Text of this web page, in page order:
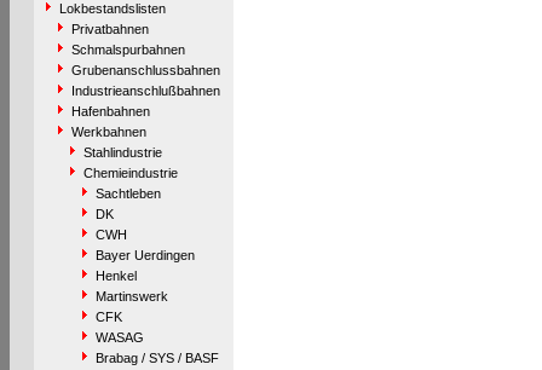
Lokbestandslisten
Privatbahnen
Schmalspurbahnen
Grubenanschlussbahnen
Industrieanschlußbahnen
Hafenbahnen
Werkbahnen
Stahlindustrie
Chemieindustrie
Sachtleben
DK
CWH
Bayer Uerdingen
Henkel
Martinswerk
CFK
WASAG
Brabag / SYS / BASF